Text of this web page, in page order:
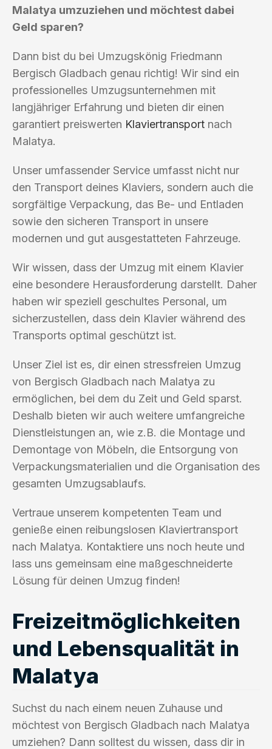
Malatya umzuziehen und möchtest dabei
Geld sparen?
Dann bist du bei Umzugskönig Friedmann
Bergisch Gladbach genau richtig! Wir sind ein
professionelles Umzugsunternehmen mit
langjähriger Erfahrung und bieten dir einen
garantiert preiswerten Klaviertransport nach
Malatya.
Unser umfassender Service umfasst nicht nur
den Transport deines Klaviers, sondern auch die
sorgfältige Verpackung, das Be- und Entladen
sowie den sicheren Transport in unsere
modernen und gut ausgestatteten Fahrzeuge.
Wir wissen, dass der Umzug mit einem Klavier
eine besondere Herausforderung darstellt. Daher
haben wir speziell geschultes Personal, um
sicherzustellen, dass dein Klavier während des
Transports optimal geschützt ist.
Unser Ziel ist es, dir einen stressfreien Umzug
von Bergisch Gladbach nach Malatya zu
ermöglichen, bei dem du Zeit und Geld sparst.
Deshalb bieten wir auch weitere umfangreiche
Dienstleistungen an, wie z.B. die Montage und
Demontage von Möbeln, die Entsorgung von
Verpackungsmaterialien und die Organisation des
gesamten Umzugsablaufs.
Vertraue unserem kompetenten Team und
genieße einen reibungslosen Klaviertransport
nach Malatya. Kontaktiere uns noch heute und
lass uns gemeinsam eine maßgeschneiderte
Lösung für deinen Umzug finden!
Freizeitmöglichkeiten
und Lebensqualität in
Malatya
Suchst du nach einem neuen Zuhause und
möchtest von Bergisch Gladbach nach Malatya
umziehen? Dann solltest du wissen, dass dir in